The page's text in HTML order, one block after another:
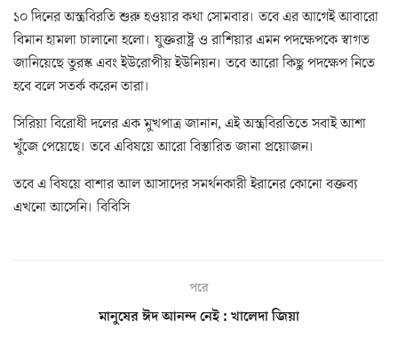
১০ দিনের অস্ত্রবিরতি শুরু হওয়ার কথা সোমবার। তবে এর আগেই আবারো
বিমান হামলা চালানো হলো। যুক্তরাষ্ট্র ও রাশিয়ার এমন পদক্ষেপকে স্বাগত
জানিয়েছে তুরস্ক এবং ইউরোপীয় ইউনিয়ন। তবে আরো কিছু পদক্ষেপ নিতে
হবে বলে সতর্ক করেন তারা।
সিরিয়া বিরোধী দলের এক মুখপাত্র জানান, এই অস্ত্রবিরতিতে সবাই আশা
খুঁজে পেয়েছে। তবে এবিষয়ে আরো বিস্তারিত জানা প্রয়োজন।
তবে এ বিষয়ে বাশার আল আসাদের সমর্থনকারী ইরানের কোনো বক্তব্য
এখনো আসেনি। বিবিসি
পরে
মানুষের ঈদ আনন্দ নেই : খালেদা জিয়া